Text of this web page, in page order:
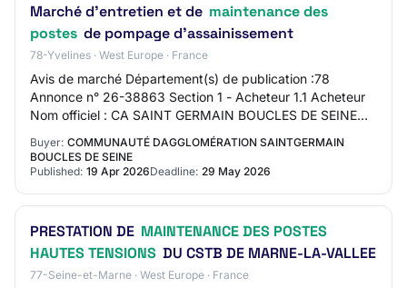
Marché d'entretien et de maintenance des
postes de pompage d'assainissement
78-Yvelines · West Europe · France
Avis de marché Département(s) de publication :78
Annonce n° 26-38863 Section 1 - Acheteur 1.1 Acheteur
Nom officiel : CA SAINT GERMAIN BOUCLES DE SEINE
Forme juridique de l'acheteur : Autorité locale…
Buyer: COMMUNAUTÉ DAGGLOMÉRATION SAINTGERMAIN
BOUCLES DE SEINE
Published: 19 Apr 2026Deadline: 29 May 2026
PRESTATION DE MAINTENANCE DES POSTES
HAUTES TENSIONS DU CSTB DE MARNE-LA-VALLEE
77-Seine-et-Marne · West Europe · France